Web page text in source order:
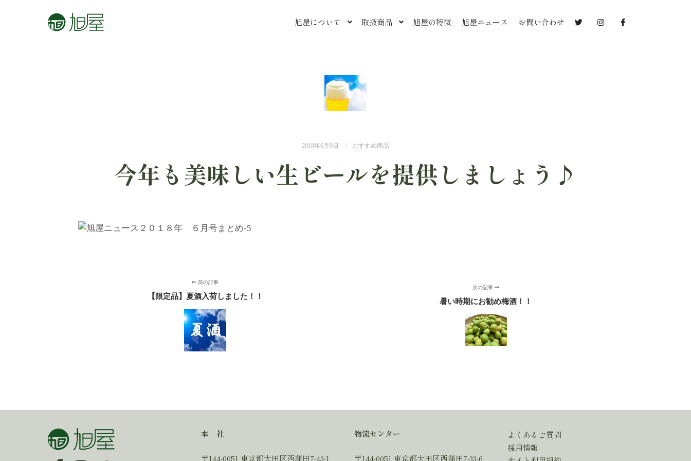
旭屋について 取扱商品 旭屋の特徴 旭屋ニュース お問い合わせ
2018年6月9日 おすすめ商品
今年も美味しい生ビールを提供しましょう♪
前の記事
【限定品】夏酒入荷しました！！
次の記事
暑い時期にお勧め梅酒！！
本 社
〒144-0051 東京都大田区西蒲田7-43-1
物流センター
〒144-0051 東京都大田区西蒲田7-33-6
よくあるご質問
採用情報